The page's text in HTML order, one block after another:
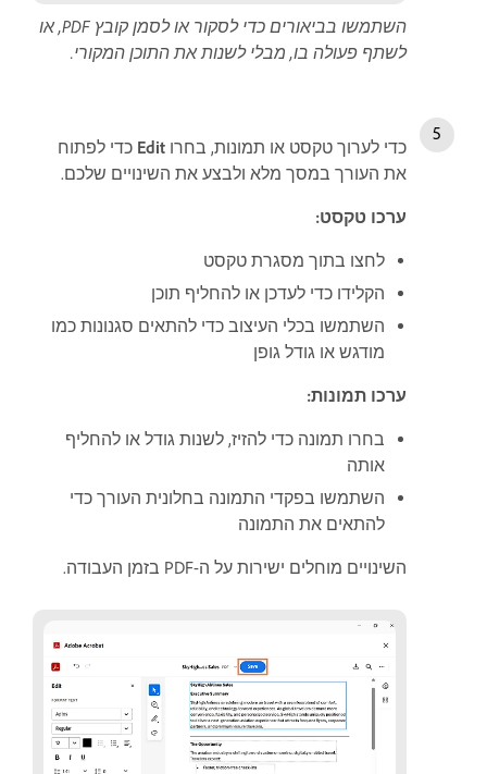
השתמשו בביאורים כדי לסקור או לסמן קובץ PDF, או
לשתף פעולה בו, מבלי לשנות את התוכן המקורי.
כדי לערוך טקסט או תמונות, בחרו Edit כדי לפתוח
את העורך במסך מלא ולבצע את השינויים שלכם.
ערכו טקסט:
לחצו בתוך מסגרת טקסט
הקלידו כדי לעדכן או להחליף תוכן
השתמשו בכלי העיצוב כדי להתאים סגנונות כמו
מודגש או גודל גופן
ערכו תמונות:
בחרו תמונה כדי להזיז, לשנות גודל או להחליף
אותה
השתמשו בפקדי התמונה בחלונית העורך כדי
להתאים את התמונה
השינויים מוחלים ישירות על ה-PDF בזמן העבודה.